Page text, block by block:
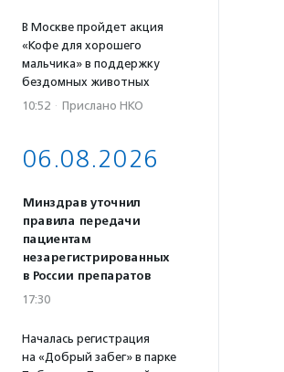
В Москве пройдет акция
«Кофе для хорошего
мальчика» в поддержку
бездомных животных
10:52 · Прислано НКО
06.08.2026
Минздрав уточнил
правила передачи
пациентам
незарегистрированных
в России препаратов
17:30
Началась регистрация
на «Добрый забег» в парке